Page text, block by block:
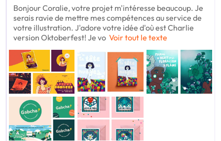
Bonjour Coralie, votre projet m'intéresse beaucoup. Je
serais ravie de mettre mes compétences au service de
votre illustration. J'adore votre idée d'où est Charlie
version Oktoberfest! Je vo Voir tout le texte